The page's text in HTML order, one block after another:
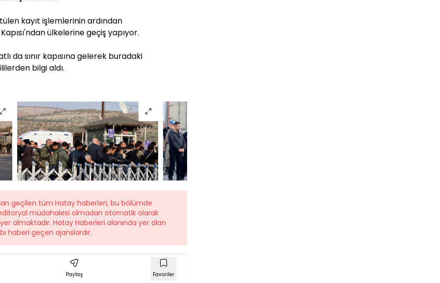
kayıt işlemlerinin ardından
ülkelerine geçiş yapıyor.
da sınır kapısına gelerek buradaki
bilgi aldı.
geçilen tüm Hatay haberleri, bu bölümde
müdahalesi olmadan otomatik olarak
almaktadır. Hatay Haberleri alanında yer alan
haberi geçen ajanslardır.
Paylaş Favoriler